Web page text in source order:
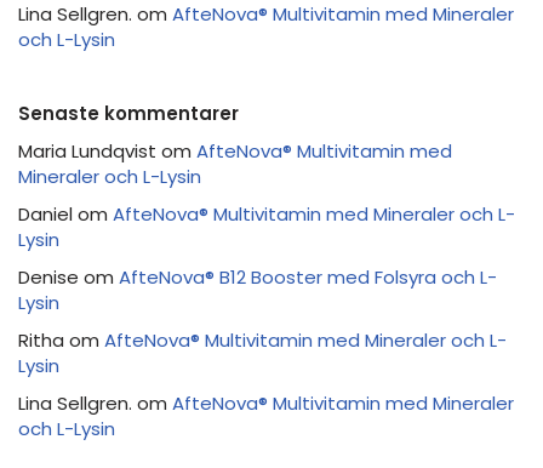
Lina Sellgren. om AfteNova® Multivitamin med Mineraler
och L-Lysin
Senaste kommentarer
Maria Lundqvist om AfteNova® Multivitamin med
Mineraler och L-Lysin
Danielom AfteNova® Multivitamin med Mineraler och L-
Lysin
Denise om AfteNova® B12 Booster med Folsyra och L-
Lysin
Ritha om AfteNova® Multivitamin med Mineraler och L-
Lysin
Lina Sellgren. om AfteNova® Multivitamin med Mineraler
och L-Lysin